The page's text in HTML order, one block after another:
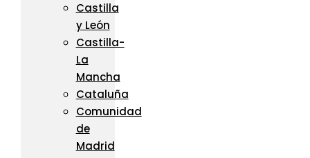
Castilla
y León
Castilla-
La
Mancha
Cataluña
Comunidad
de
Madrid